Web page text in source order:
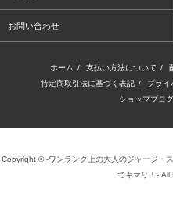
お問い合わせ
ホーム / 支払い方法について /
特定商取引法に基づく表記 / プライ
ショップブログ
Copyright © -ワンランク上の大人のジャージ・
でキマリ！- All